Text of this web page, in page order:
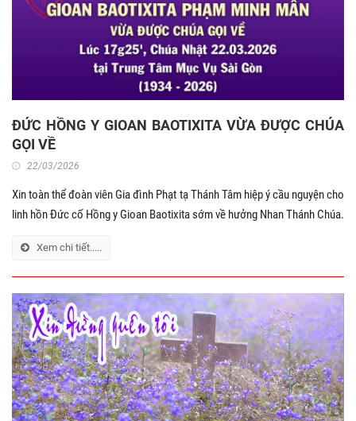
ĐỨC HỒNG Y GIOAN BAOTIXITA VỪA ĐƯỢC CHÚA
GỌI VỀ
22/03/2026
Xin toàn thể đoàn viên Gia đình Phạt tạ Thánh Tâm hiệp ý cầu nguyện cho
linh hồn Đức cố Hồng y Gioan Baotixita sớm về hưởng Nhan Thánh Chúa.
Xem chi tiết.....